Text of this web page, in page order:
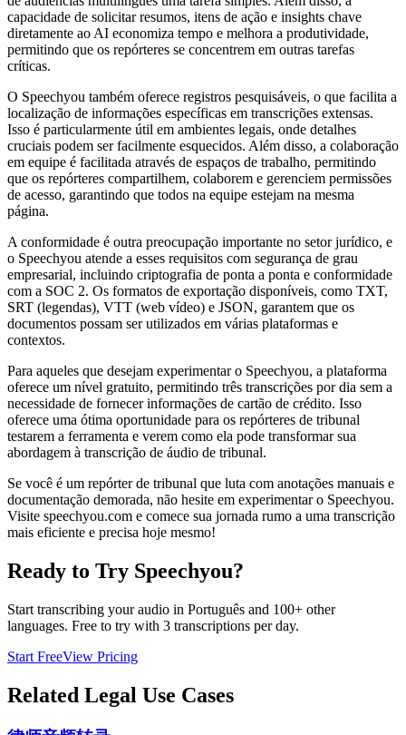
capacidade de solicitar resumos, itens de ação e insights chave
diretamente ao AI economiza tempo e melhora a produtividade,
permitindo que os repórteres se concentrem em outras tarefas
críticas.
O Speechyou também oferece registros pesquisáveis, o que facilita a
localização de informações específicas em transcrições extensas.
Isso é particularmente útil em ambientes legais, onde detalhes
cruciais podem ser facilmente esquecidos. Além disso, a colaboração
em equipe é facilitada através de espaços de trabalho, permitindo
que os repórteres compartilhem, colaborem e gerenciem permissões
de acesso, garantindo que todos na equipe estejam na mesma
página.
A conformidade é outra preocupação importante no setor jurídico, e
o Speechyou atende a esses requisitos com segurança de grau
empresarial, incluindo criptografia de ponta a ponta e conformidade
com a SOC 2. Os formatos de exportação disponíveis, como TXT,
SRT (legendas), VTT (web vídeo) e JSON, garantem que os
documentos possam ser utilizados em várias plataformas e
contextos.
Para aqueles que desejam experimentar o Speechyou, a plataforma
oferece um nível gratuito, permitindo três transcrições por dia sem a
necessidade de fornecer informações de cartão de crédito. Isso
oferece uma ótima oportunidade para os repórteres de tribunal
testarem a ferramenta e verem como ela pode transformar sua
abordagem à transcrição de áudio de tribunal.
Se você é um repórter de tribunal que luta com anotações manuais e
documentação demorada, não hesite em experimentar o Speechyou.
Visite speechyou.com e comece sua jornada rumo a uma transcrição
mais eficiente e precisa hoje mesmo!
Ready to Try Speechyou?
Start transcribing your audio in Português and 100+ other
languages. Free to try with 3 transcriptions per day.
Start FreeView Pricing
Related Legal Use Cases